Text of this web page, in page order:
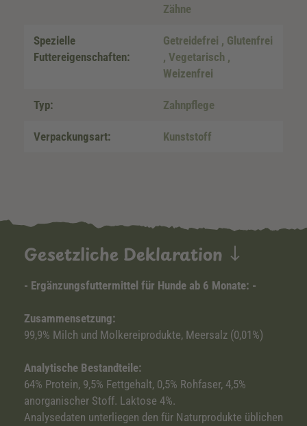
Zähne
Spezielle
Futtereigenschaften:
Getreidefrei , Glutenfrei
, Vegetarisch ,
Weizenfrei
Typ: Zahnpflege
Verpackungsart: Kunststoff
Gesetzliche Deklaration
- Ergänzungsfuttermittel für Hunde ab 6 Monate: -
Zusammensetzung:
99,9% Milch und Molkereiprodukte, Meersalz (0,01%)
Analytische Bestandteile:
64% Protein, 9,5% Fettgehalt, 0,5% Rohfaser, 4,5%
anorganischer Stoff. Laktose 4%.
Analysedaten unterliegen den für Naturprodukte üblichen